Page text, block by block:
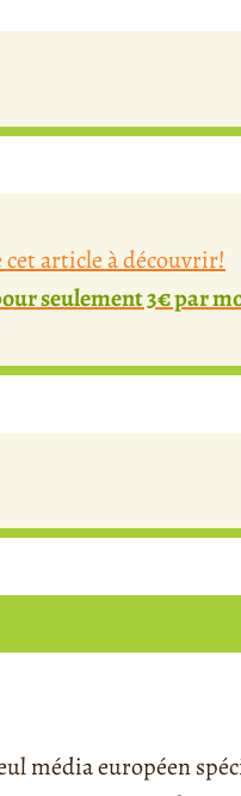
cet article à découvrir!
seulement 3€ par
média européen